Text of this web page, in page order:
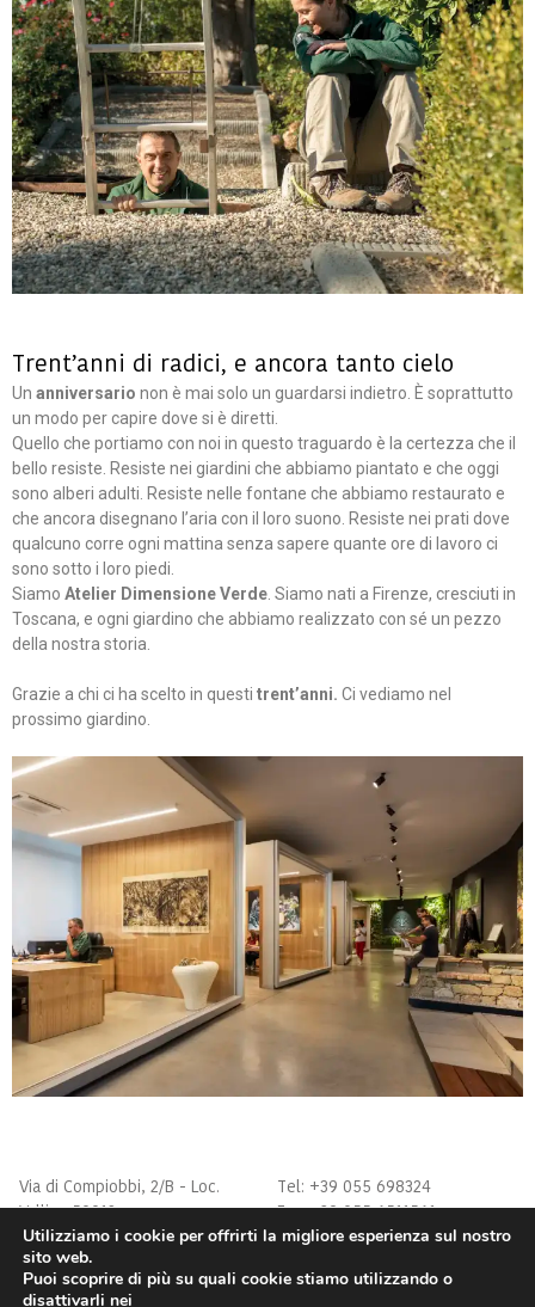
Trent’anni di radici, e ancora tanto cielo
Un anniversario non è mai solo un guardarsi indietro. È soprattutto
un modo per capire dove si è diretti.
Quello che portiamo con noi in questo traguardo è la certezza che il
bello resiste. Resiste nei giardini che abbiamo piantato e che oggi
sono alberi adulti. Resiste nelle fontane che abbiamo restaurato e
che ancora disegnano l’aria con il loro suono. Resiste nei prati dove
qualcuno corre ogni mattina senza sapere quante ore di lavoro ci
sono sotto i loro piedi.
Siamo Atelier Dimensione Verde . Siamo nati a Firenze, cresciuti in
Toscana, e ogni giardino che abbiamo realizzato con sé un pezzo
della nostra storia.
Grazie a chi ci ha scelto in questi trent’anni. Ci vediamo nel
prossimo giardino.
Via di Compiobbi, 2/B - Loc.
Vallina 50012
Bagno a Ripoli (FI)
Privacy Policy
Tel: +39 055 698324
Fax: +39 055 6511561
atelier@atelierdimensioneverd
Utilizziamo i cookie per offrirti la migliore esperienza sul nostro
sito web.
Puoi scoprire di più su quali cookie stiamo utilizzando o
disattivarli nei